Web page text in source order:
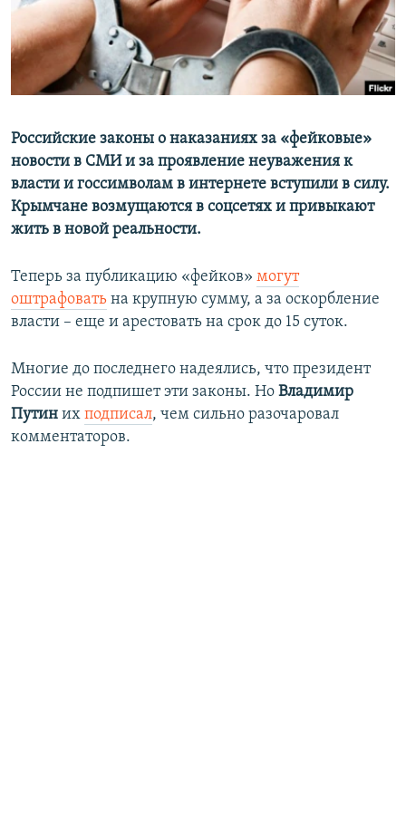
ПОБЕДИТЕЛЕЙ НЕ СУДЯТ?
КРЫМ.НЕПОКОРЕННЫЙ
ELIFBE
ПРИСОЕДИНЯЙТЕСЬ!
Все сайты RFE/RL
Российские законы о наказаниях за «фейковые»
новости в СМИ и за проявление неуважения к
власти и госсимволам в интернете вступили в силу.
Крымчане возмущаются в соцсетях и привыкают
жить в новой реальности.
Теперь за публикацию «фейков» могут
оштрафовать на крупную сумму, а за оскорбление
власти – еще и арестовать на срок до 15 суток.
Многие до последнего надеялись, что президент
России не подпишет эти законы. Но Владимир
Путин их подписал, чем сильно разочаровал
комментаторов.